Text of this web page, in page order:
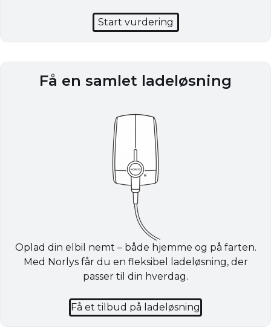
Start vurdering
Få en samlet ladeløsning
Oplad din elbil nemt – både hjemme og på farten.
Med Norlys får du en fleksibel ladeløsning, der
passer til din hverdag.
Få et tilbud på ladeløsning